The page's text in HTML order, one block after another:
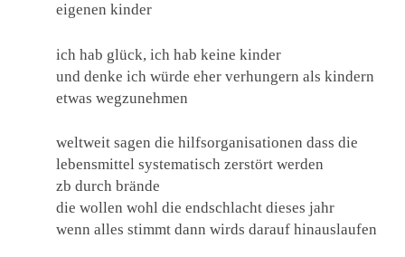
eigenen kinder
ich hab glück, ich hab keine kinder
und denke ich würde eher verhungern als kindern
etwas wegzunehmen
weltweit sagen die hilfsorganisationen dass die
lebensmittel systematisch zerstört werden
zb durch brände
die wollen wohl die endschlacht dieses jahr
wenn alles stimmt dann wirds darauf hinauslaufen